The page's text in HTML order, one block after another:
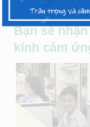
500.000đ tùy
Bạn sẽ
kính cảm